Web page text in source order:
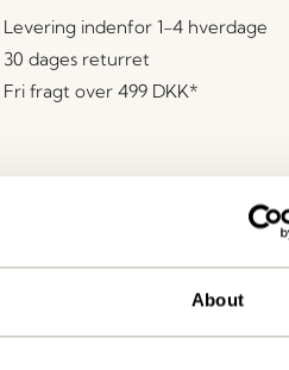
About
Levering indenfor 1-4 hverdage
30 dages returret
Fri fragt over 499 DKK*